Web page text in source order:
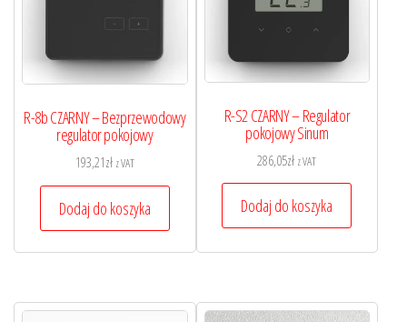
R-8b CZARNY – Bezprzewodowy
regulator pokojowy
193,21zł z VAT
Dodaj do koszyka
R-S2 CZARNY – Regulator
pokojowy Sinum
286,05zł z VAT
Dodaj do koszyka